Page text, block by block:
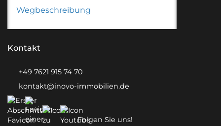
Wegbeschreibung
Kontakt
+49 7621 915 74 70
kontakt@inovo-immobilien.de
Folgen Sie uns!